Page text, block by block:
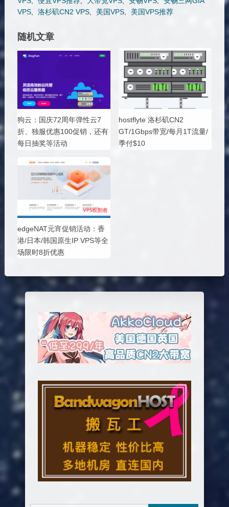
VPS, 洛杉矶CN2 VPS, 美国VPS, 美国VPS推荐
随机文章
狗云：国庆72周年弹性云7
折、独服优惠100促销，还有
每日抽奖等活动
hostflyte 洛杉矶CN2
GT/1Gbps带宽/每月1T流量/
季付$10
edgeNAT元宵促销活动：香
港/日本/韩国原生IP VPS等全
场限时8折优惠